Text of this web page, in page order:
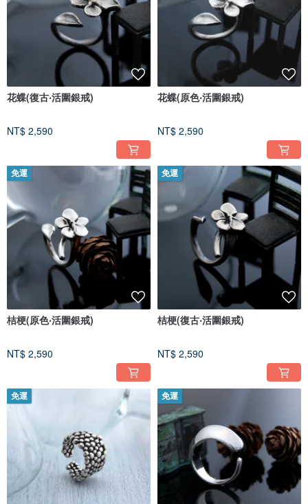
花蝶(復古‧活圍銀戒)
NT$ 2,590
花蝶(原色‧活圍銀戒)
NT$ 2,590
免運
桔梗(原色‧活圍銀戒)
NT$ 2,590
免運
桔梗(復古‧活圍銀戒)
NT$ 2,590
免運 免運